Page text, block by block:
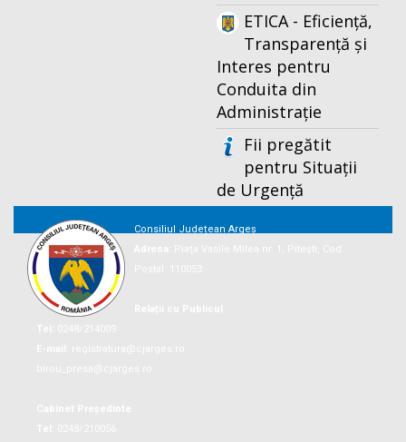
ETICA - Eficiență,
Transparență și
Interes pentru
Conduita din
Administrație
Fii pregătit
pentru Situații
de Urgență
Consiliul Județean Argeș